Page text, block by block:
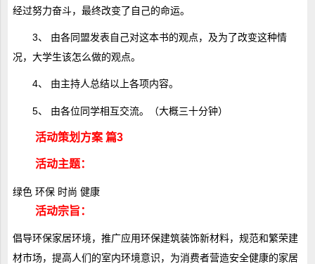
经过努力奋斗，最终改变了自己的命运。
3、 由各同盟发表自己对这本书的观点，及为了改变这种情
况，大学生该怎么做的观点。
4、 由主持人总结以上各项内容。
5、 由各位同学相互交流。（大概三十分钟）
活动策划方案 篇3
活动主题：
绿色 环保 时尚 健康
活动宗旨：
倡导环保家居环境，推广应用环保建筑装饰新材料，规范和繁荣建
材市场，提高人们的室内环境意识，为消费者营造安全健康的家居